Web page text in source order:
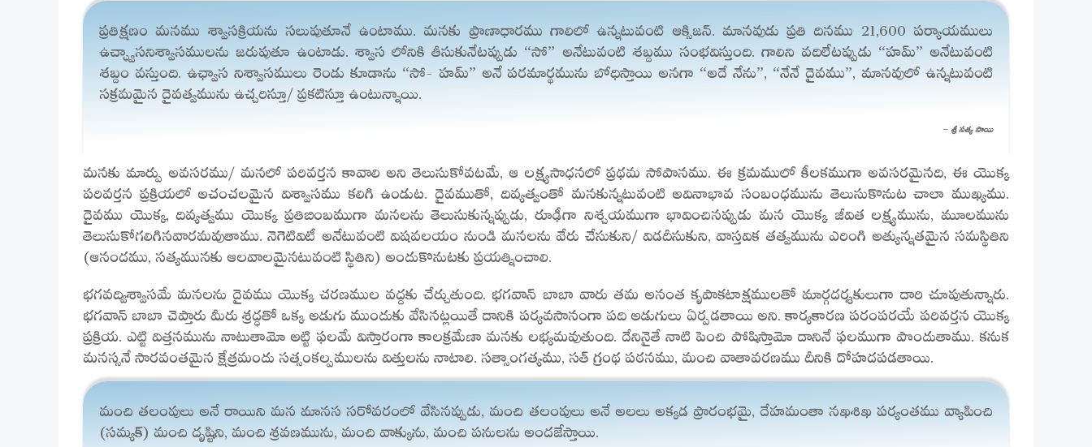
ప్రతిక్షణం మనము శ్వాసక్రియను సలుపుతూనే ఉంటాము. మనకు ప్రాణాధారము గాలిలో ఉన్నటువంటి ఆక్సిజన్. మానవుడు ప్రతి దినము 21,600 పర్యాయములు
ఉచ్ఛ్వాసనిశ్వాసములను జరుపుతూ ఉంటాడు. శ్వాస లోనికి తీసుకునేటప్పుడు “సో” అనేటువంటి శబ్దము సంభవిస్తుంది. గాలిని వదిలేటప్పుడు “హమ్” అనేటువంటి
శబ్దం వస్తుంది. ఉఛ్వాస నిశ్వాసములు రెండు కూడాను “సో- హమ్” అనే పరమార్థమును బోధిస్తాయి అనగా “అదే నేను”, “నేనే దైవము”, మానవులో ఉన్నటువంటి
సక్రమమైన దైవత్వమును ఉచ్చరిస్తూ/ ప్రకటిస్తూ ఉంటున్నాయి.
– శ్రీ సత్య సాయి
మనకు మార్పు అవసరము/ మనలో పరివర్తన కావాలి అని తెలుసుకోవటమే, ఆ లక్ష్యసాధనలో ప్రథమ సోపానము. ఈ క్రమములో కీలకముగా అవసరమైనది, ఈ యొక్క
పరివర్తన ప్రక్రియలో అచంచలమైన విశ్వాసము కలిగి ఉండుట. దైవముతో, దివ్యత్వంతో మనకున్నటువంటి అవినాభావ సంబంధమును తెలుసుకొనుట చాలా ముఖ్యము.
దైవము యొక్క, దివ్యత్వము యొక్క ప్రతిబింబముగా మనలను తెలుసుకున్నప్పుడు, రూఢీగా నిశ్చయముగా భావించినప్పుడు మన యొక్క జీవిత లక్ష్యమును, మూలమును
తెలుసుకోగలిగినవారమవుతాము. నెగెటివిటీ అనేటువంటి విషవలయం నుండి మనలను వేరు చేసుకుని/ విడదీసుకుని, వాస్తవిక తత్వమును ఎరింగి అత్యున్నతమైన సమస్థితిని
(ఆనందము, సత్యమునకు ఆలవాలమైనటువంటి స్థితిని) అందుకొనుటకు ప్రయత్నించాలి.
భగవద్విశ్వాసమే మనలను దైవము యొక్క చరణముల వద్దకు చేర్చుతుంది. భగవాన్ బాబా వారు తమ అనంత కృపాకటాక్షములతో మార్గదర్శకులుగా దారి చూపుతున్నారు.
భగవాన్ బాబా చెప్తారు మీరు శ్రద్ధతో ఒక్క అడుగు ముందుకు వేసినట్లయితే దానికి పర్యవసానంగా పది అడుగులు ఏర్పడతాయి అని. కార్యకారణ పరంపరయే పరివర్తన యొక్క
ప్రక్రియ. ఎట్టి విత్తనమును నాటుతామో అట్టి ఫలమే విస్తారంగా కాలక్రమేణా మనకు లభ్యమవుతుంది. దేనినైతే నాటి పెంచి పోషిస్తామో దానినే ఫలముగా పొందుతాము. కనుక
మనస్సనే సారవంతమైన క్షేత్రమందు సత్సంకల్పములను విత్తులను నాటాలి. సత్సాంగత్యము, సత్ గ్రంథ పఠనము, మంచి వాతావరణము దీనికి దోహదపడతాయి.
మంచి తలంపులు అనే రాయిని మన మానస సరోవరంలో వేసినప్పుడు, మంచి తలంపులు అనే అలలు అక్కడ ప్రారంభమై, దేహమంతా నఖశిఖ పర్యంతము వ్యాపించి
(సమ్యక్) మంచి దృష్టిని, మంచి శ్రవణమును, మంచి వాక్కును, మంచి పనులను అందజేస్తాయి.